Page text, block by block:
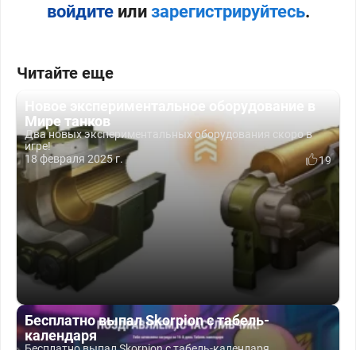
войдитеили зарегистрируйтесь.
Читайте еще
Мире танков
Два новых экспериментальных оборудования скоро в
игре!
18 февраля 2025 г.
19
Бесплатно выпал Skorpion с табель-
календаря